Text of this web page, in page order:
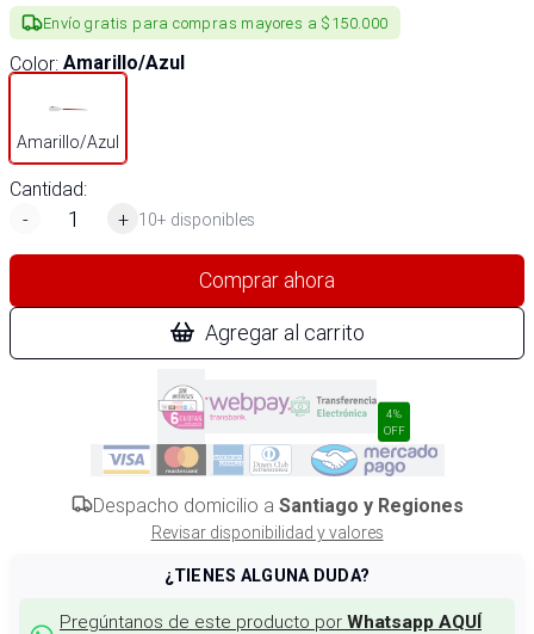
Envío gratis para compras mayores a $150.000
Color: Amarillo/Azul
Amarillo/Azul
Cantidad:
-
+ 10+ disponibles
Comprar ahora
Agregar al carrito
4%
OFF
Despacho domicilio a Santiago y Regiones
Revisar disponibilidad y valores
¿TIENES ALGUNA DUDA?
Pregúntanos de este producto por Whatsapp AQUÍ